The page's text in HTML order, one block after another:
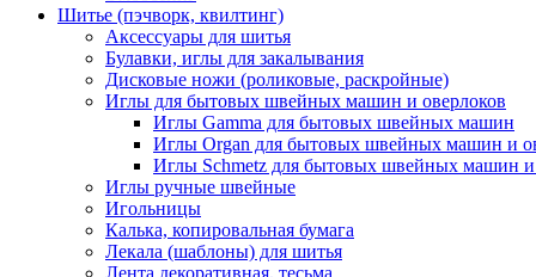
Шитье (пэчворк, квилтинг)
Аксессуары для шитья
Булавки, иглы для закалывания
Дисковые ножи (роликовые, раскройные)
Иглы для бытовых швейных машин и оверлоков
Иглы Gamma для бытовых швейных машин
Иглы Organ для бытовых швейных машин и
Иглы Schmetz для бытовых швейных машин и
Иглы ручные швейные
Игольницы
Калька, копировальная бумага
Лекала (шаблоны) для шитья
Лента декоративная, тесьма